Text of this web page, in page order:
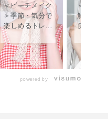
＜ビーチメイク
＞季節・気分で
楽しめるトレ...
＜梅雨の
解決メイ
節・気分
powered by